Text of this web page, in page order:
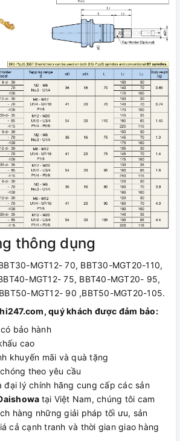
thông dụng
MGT12- 70, BBT30-MGT20-110,
MGT12- 75, BBT40-MGT20- 95,
MGT12- 90 ,BBT50-MGT20-105.
quý khách được đảm bảo:
bảo hành
cao
khuyến mãi và quà tặng
theo yêu cầu
đại lý chính hãng cung cấp các sản
tại Việt Nam, chúng tôi cam
hàng những giải pháp tối ưu, sản
cả cạnh tranh và thời gian giao hàng